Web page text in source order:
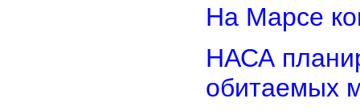
На Марсе
НАСА
обитаемых